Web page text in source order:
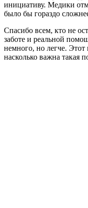
инициативу. Медики
было бы гораздо
Спасибо всем, кто не
заботе и реальной
немного, но легче.
насколько важна такая